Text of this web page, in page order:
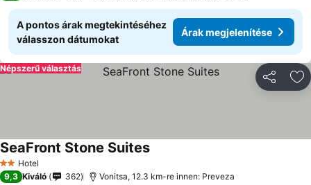
A pontos árak megtekintéséhez
válasszon dátumokat
Árak megjelenítése
Népszerű választás
2 Kategória
Hotel
SeaFront Stone Suites
9,3 Kiváló 362 Vonitsa, 12.3 km-re innen: Preveza